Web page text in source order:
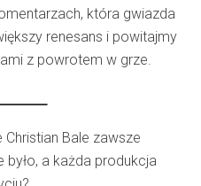
która gwiazda
renesans i powitajmy
z powrotem w grze.
Bale zawsze
było, a każda produkcja